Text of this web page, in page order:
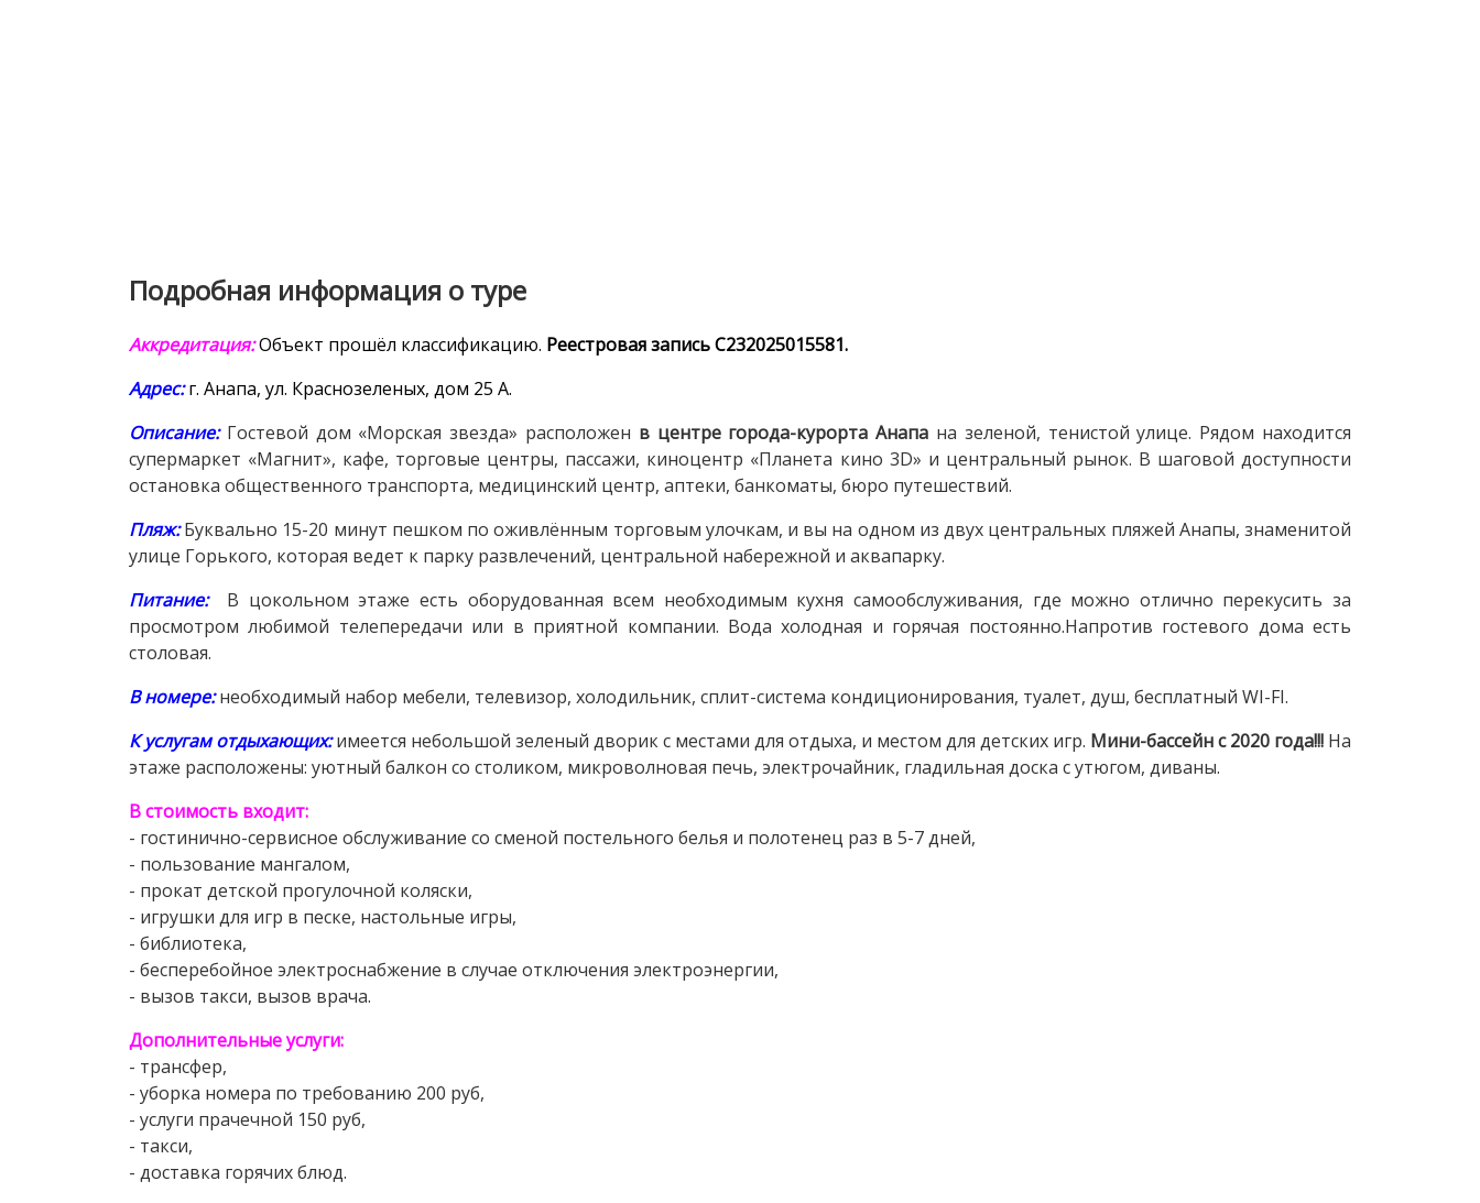
Подробная информация о туре
Аккредитация:Объект прошёл классификацию. Реестровая запись С232025015581.
Адрес: г. Анапа, ул. Краснозеленых, дом 25 А.
Описание: Гостевой дом «Морская звезда» расположен в центре города-курорта Анапа на зеленой, тенистой улице. Рядом находится
супермаркет «Магнит», кафе, торговые центры, пассажи, киноцентр «Планета кино 3D» и центральный рынок. В шаговой доступности
остановка общественного транспорта, медицинский центр, аптеки, банкоматы, бюро путешествий.
Пляж:Буквально 15-20 минут пешком по оживлённым торговым улочкам, и вы на одном из двух центральных пляжей Анапы, знаменитой
улице Горького, которая ведет к парку развлечений, центральной набережной и аквапарку.
Питание:
В цокольном этаже есть оборудованная всем необходимым кухня самообслуживания, где можно отлично перекусить за
просмотром любимой телепередачи или в приятной компании. Вода холодная и горячая постоянно.Напротив гостевого дома есть
столовая.
В номере: необходимый набор мебели, телевизор, холодильник, сплит-система кондиционирования, туалет, душ, бесплатный WI-FI.
К услугам отдыхающих:имеется небольшой зеленый дворик с местами для отдыха, и местом для детских игр. Мини-бассейн с 2020 года!!! На
этаже расположены: уютный балкон со столиком, микроволновая печь, электрочайник, гладильная доска с утюгом, диваны.
В стоимость входит:
- гостинично-сервисное обслуживание со сменой постельного белья и полотенец раз в 5-7 дней,
- пользование мангалом,
- прокат детской прогулочной коляски,
- игрушки для игр в песке, настольные игры,
- библиотека,
- бесперебойное электроснабжение в случае отключения электроэнергии,
- вызов такси, вызов врача.
Дополнительные услуги:
- трансфер,
- уборка номера по требованию 200 руб,
- услуги прачечной 150 руб,
- такси,
- доставка горячих блюд.